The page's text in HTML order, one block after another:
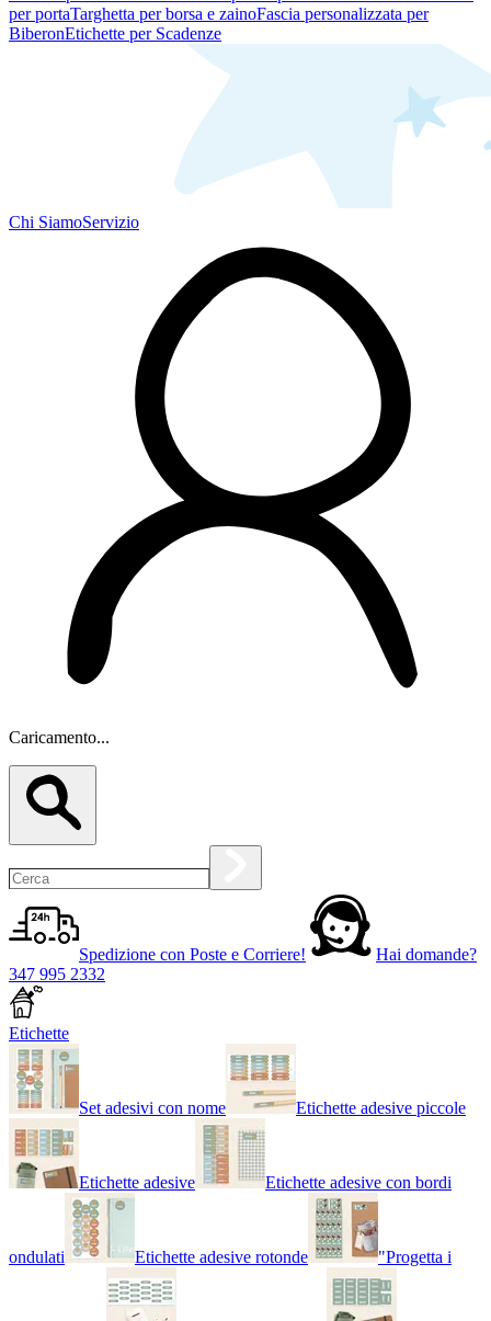
per portaTarghetta per borsa e zainoFascia personalizzata per
BiberonEtichette per Scadenze
Chi SiamoServizio
Caricamento...
Spedizione con Poste e Corriere!
Hai domande?
347 995 2332
Etichette
Set adesivi con nome Etichette adesive piccole
Etichette adesive Etichette adesive con bordi
ondulati Etichette adesive rotonde "Progetta i